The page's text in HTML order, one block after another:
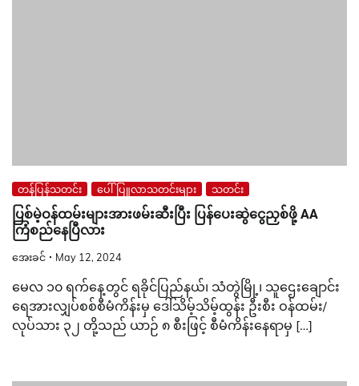
တန်ပြန်သတင်း ပေါ်ပြူလာသတင်းများ သတင်း
ပြစ်မဲ့ဝန်ထမ်းများအားဖမ်းဆီးပြီး ပြန်ပေးဆွဲငွေညှစ်ဖို့ AA
ကြံစည်နေပြီလား
အေးခင် May 12, 2024
မေလ ၁၀ ရက်နေ့တွင် ရခိုင်ပြည်နယ်၊ သံတွဲမြို့၊ သူဌေးချောင်း
ရေအားလျှပ်စစ်စီမံကိန်းမှ ဒေါ်သိမ့်သိမ့်ထွန်း ဦးစီး ဝန်ထမ်း/
လုပ်သား ၃၂ တို့သည် ယာဉ် ၈ စီးဖြင့် စီမံကိန်းနေရာမှ […]